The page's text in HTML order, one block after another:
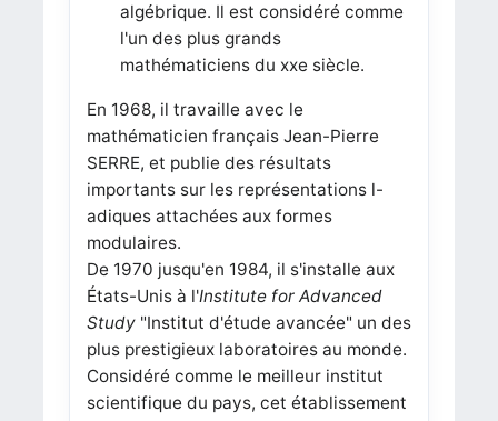
algébrique. Il est considéré comme
l'un des plus grands
mathématiciens du xxe siècle.
En 1968, il travaille avec le
mathématicien français Jean-Pierre
SERRE, et publie des résultats
importants sur les représentations l-
adiques attachées aux formes
modulaires.
De 1970 jusqu'en 1984, il s'installe aux
États-Unis à l'Institute for Advanced
Study"Institut d'étude avancée" un des
plus prestigieux laboratoires au monde.
Considéré comme le meilleur institut
scientifique du pays, cet établissement